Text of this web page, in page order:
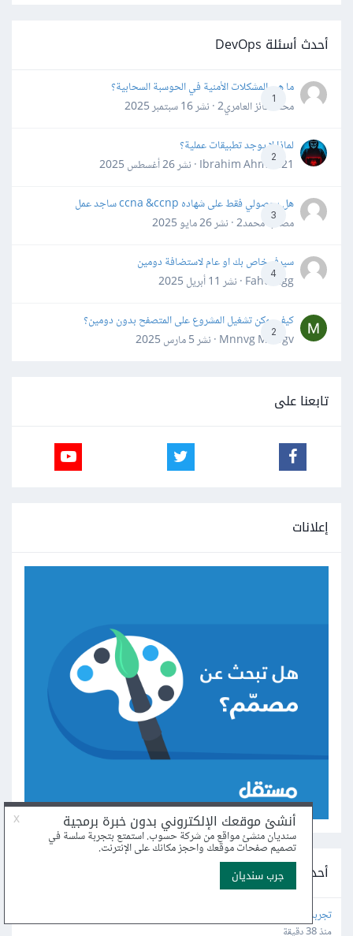
أحدث أسئلة DevOps
1
ما هي المشكلات الأمنية في الحوسبة السحابية؟
محمد فائز العامري2 · نشر
16 سبتمبر 2025
2
لماذا لا يوجد تطبيقات عملية؟
Ibrahim Ahmed21 · نشر
26 أغسطس 2025
3
هل بحصولي فقط على شهاده ccna &ccnp ساجد عمل
مصعب محمد2 · نشر
26 مايو 2025
4
سيرفر خاص بك او عام لاستضافة دومين
Fahd Ggg · نشر
11 أبريل 2025
2
كيف يمكن تشغيل المشروع على المتصفح بدون دومين؟
Mnnvg Mnbgv · نشر
5 مارس 2025
تابعنا على
إعلانات
أحدث مشاريع التطوير على مستقل
تجربة منصة وكتابة تقرير عنها
منذ 38 دقيقة